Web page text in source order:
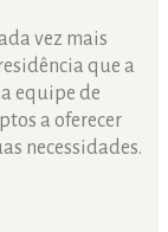
vez mais
que a
equipe de
a oferecer
necessidades.